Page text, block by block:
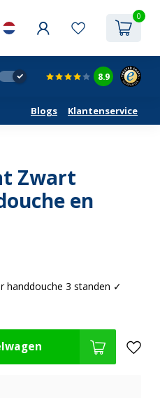
0
8.9
Blogs Klantenservice
Zwart
en
handdouche 3 standen ✓